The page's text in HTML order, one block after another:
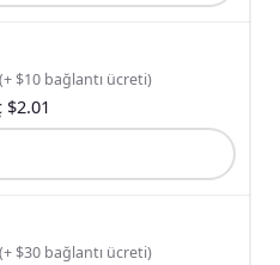
+ $10 bağlantı ücreti)
$2.01
+ $30 bağlantı ücreti)